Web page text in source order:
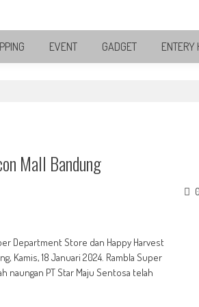
EVENT GADGET ENTERY
Mall Bandung
0
Department Store dan Happy Harvest
Kamis, 18 Januari 2024. Rambla Super
naungan PT Star Maju Sentosa telah